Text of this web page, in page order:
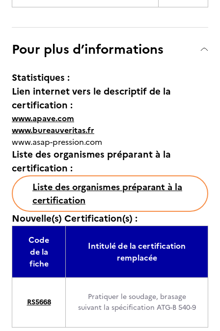
Pour plus d’informations
Statistiques :
Lien internet vers le descriptif de la
certification :
www.apave.com
www.bureauveritas.fr
www.asap-pression.com
Liste des organismes préparant à la
certification :
Liste des organismes préparant à la
certification
Nouvelle(s) Certification(s) :
Code
de la
fiche
Intitulé de la certification
remplacée
RS5668
Pratiquer le soudage, brasage
suivant la spécification ATG-B 540-9